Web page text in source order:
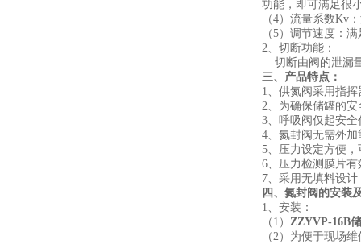
功能，即可满足很
（4）流量系数Kv
（5）调节速度：
2、切断功能：
切断由阀的泄漏
三、产品特点：
1、供氮阀采用指
2、为确保储罐的
3、呼吸阀仅起安
4、氮封阀无需外
5、压力设定方便
6、压力检测膜片
7、采用无填料设
四、氮封阀的安装
1、安装：
（1） ZZYVP-16B
（2）为便于现场